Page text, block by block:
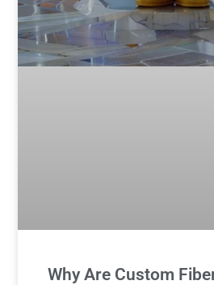
Why Are Custom